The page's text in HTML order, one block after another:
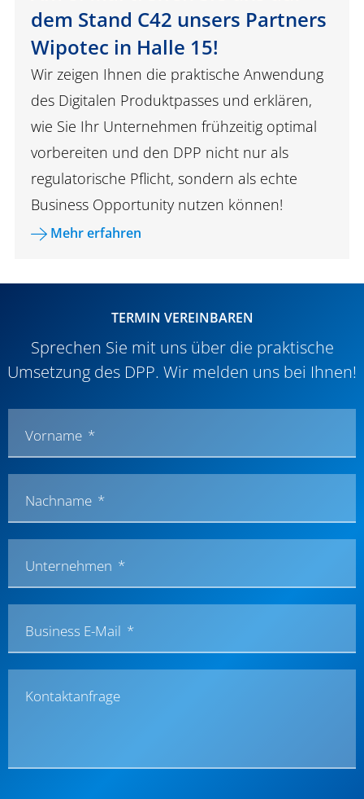
dem Stand C42 unsers Partners
Wipotec in Halle 15!
Wir zeigen Ihnen die praktische Anwendung
des Digitalen Produktpasses und erklären,
wie Sie Ihr Unternehmen frühzeitig optimal
vorbereiten und den DPP nicht nur als
regulatorische Pflicht, sondern als echte
Business Opportunity nutzen können!
Mehr erfahren
TERMIN VEREINBAREN
Sprechen Sie mit uns über die praktische
Umsetzung des DPP. Wir melden uns bei Ihnen!
Vorname
Nachname
Unternehmen
Business E-Mail
Kontaktanfrage